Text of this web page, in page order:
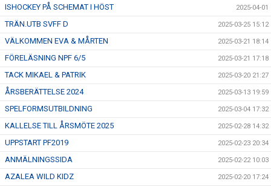
ISHOCKEY PÅ SCHEMAT I HÖST 2025-04-01
TRÄN.UTB SVFF D 2025-03-25 15:12
VÄLKOMMEN EVA & MÅRTEN 2025-03-21 18:14
FÖRELÄSNING NPF 6/5 2025-03-21 17:18
TACK MIKAEL & PATRIK 2025-03-20 21:27
ÅRSBERÄTTELSE 2024 2025-03-13 19:59
SPELFORMSUTBILDNING 2025-03-04 17:32
KALLELSE TILL ÅRSMÖTE 2025 2025-02-28 14:32
UPPSTART PF2019 2025-02-23 20:34
ANMÄLNINGSSIDA 2025-02-22 10:03
AZALEA WILD KIDZ 2025-02-20 17:24